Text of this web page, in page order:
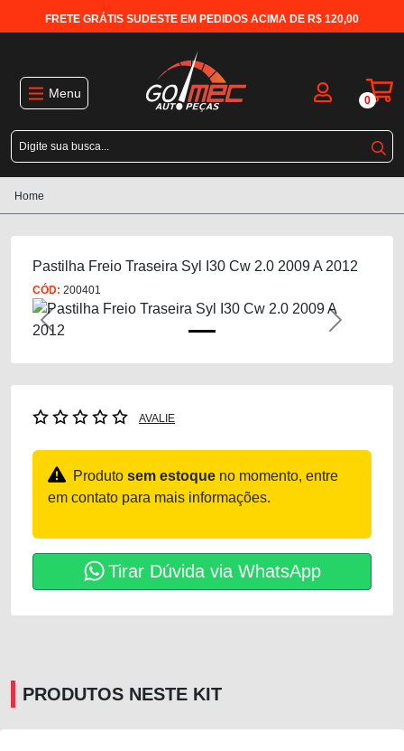
FRETE GRÁTIS SUDESTE EM PEDIDOS ACIMA DE R$ 120,00
Menu 0
Home
Pastilha Freio Traseira Syl I30 Cw 2.0 2009 A 2012
CÓD: 200401
Previous Next
AVALIE
Produto sem estoque no momento, entre
em contato para mais informações.
Tirar Dúvida via WhatsApp
PRODUTOS NESTE KIT